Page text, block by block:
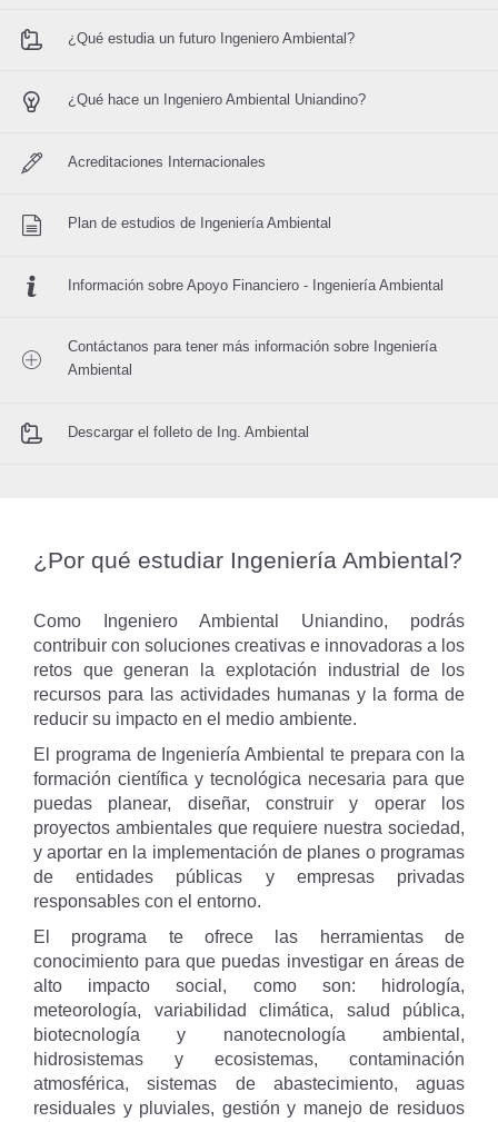
¿Qué estudia un futuro Ingeniero Ambiental?
¿Qué hace un Ingeniero Ambiental Uniandino?
Acreditaciones Internacionales
Plan de estudios de Ingeniería Ambiental
Información sobre Apoyo Financiero - Ingeniería Ambiental
Contáctanos para tener más información sobre Ingeniería
Ambiental
Descargar el folleto de Ing. Ambiental
¿Por qué estudiar Ingeniería Ambiental?
Como Ingeniero Ambiental Uniandino, podrás
contribuir con soluciones creativas e innovadoras a los
retos que generan la explotación industrial de los
recursos para las actividades humanas y la forma de
reducir su impacto en el medio ambiente.
El programa de Ingeniería Ambiental te prepara con la
formación científica y tecnológica necesaria para que
puedas planear, diseñar, construir y operar los
proyectos ambientales que requiere nuestra sociedad,
y aportar en la implementación de planes o programas
de entidades públicas y empresas privadas
responsables con el entorno.
El programa te ofrece las herramientas de
conocimiento para que puedas investigar en áreas de
alto impacto social, como son: hidrología,
meteorología, variabilidad climática, salud pública,
biotecnología y nanotecnología ambiental,
hidrosistemas y ecosistemas, contaminación
atmosférica, sistemas de abastecimiento, aguas
residuales y pluviales, gestión y manejo de residuos